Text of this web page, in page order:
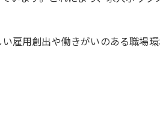
雇用創出や働きがいのある職場